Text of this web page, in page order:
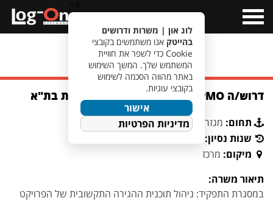
Menu
מעבר לחיפוש משרות
דרוש/ה PMO לחברה ביטחונית הממוקמת בת"א
תחום: מגזר ביטחוני
שנות נסיון:
מיקום: מרכז
תיאור משרה:
במסגרת התפקיד: ניהול תוכנית ההגירה התקשובית של הפרויקט
לוג און | משרות ודרושים
בהייטק אנו משתמשים בקובצי
Cookie כדי לשפר את חוויית
המשתמש שלך. המשך השימוש
באתר מהווה הסכמה לשימוש
בקובצי עוגיות.
אישור
מדיניות הפרטיות